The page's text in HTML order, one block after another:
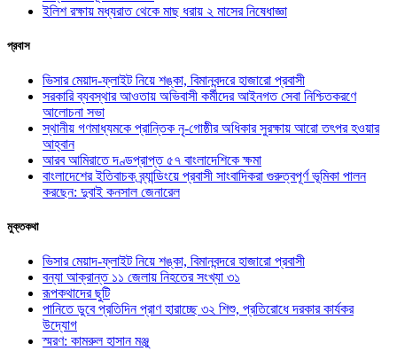
ইলিশ রক্ষায় মধ্যরাত থেকে মাছ ধরায় ২ মাসের নিষেধাজ্ঞা
প্রবাস
ভিসার মেয়াদ-ফ্লাইট নিয়ে শঙ্কা, বিমানবন্দরে হাজারো প্রবাসী
সরকারি ব্যবস্থার আওতায় অভিবাসী কর্মীদের আইনগত সেবা নিশ্চিতকরণে
আলোচনা সভা
স্থানীয় গণমাধ্যমকে প্রান্তিক নৃ-গোষ্ঠীর অধিকার সুরক্ষায় আরো তৎপর হওয়ার
আহ্বান
আরব আমিরাতে দণ্ডপ্রাপ্ত ৫৭ বাংলাদেশিকে ক্ষমা
বাংলাদেশের ইতিবাচক ব্র্যান্ডিংয়ে প্রবাসী সাংবাদিকরা গুরুত্বপূর্ণ ভূমিকা পালন
করছেন: দুবাই কনসাল জেনারেল
মুক্তকথা
ভিসার মেয়াদ-ফ্লাইট নিয়ে শঙ্কা, বিমানবন্দরে হাজারো প্রবাসী
বন্যা আক্রান্ত ১১ জেলায় নিহতের সংখ্যা ৩১
রূপকথাদের ছুটি
পানিতে ডুবে প্রতিদিন প্রাণ হারাচ্ছে ৩২ শিশু, প্রতিরোধে দরকার কার্যকর
উদ্যোগ
স্মরণ: কামরুল হাসান মঞ্জু